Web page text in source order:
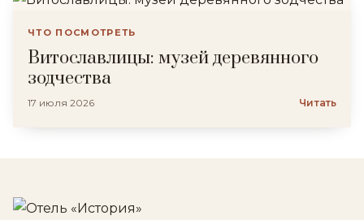
ЧТО ПОСМОТРЕТЬ
Витославлицы: музей деревянного
зодчества
17 июля 2026 Читать